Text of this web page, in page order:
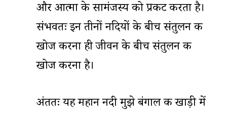
और आत्मा के सामंजस्य को प्रकट करता है।
संभवतः इन तीनों नदियों के बीच संतुलन की
खोज करना ही जीवन के बीच संतुलन की
खोज करना है।
अंततः यह महान नदी मुझे बंगाल की खाड़ी में